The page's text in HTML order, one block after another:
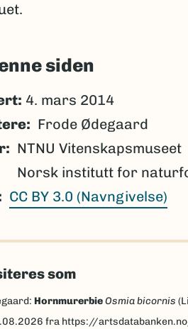
siden
4. mars 2014
Frode Ødegaard
NTNU Vitenskapsmuseet
Norsk institutt for
CC BY 3.0 (Navngivelse)
som
HornmurerbieOsmia bicornis
fra https://